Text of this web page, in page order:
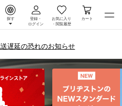
探す
登録・
ログイン
お気に入り
・ 閲覧履歴
カート
遅延の恐れのお知らせ
ール通販 |